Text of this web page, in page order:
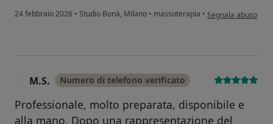
24 febbraio 2026 • Studio Bonà, Milano • massoterapia • secondo
Segnala abuso
M.S. Numero di telefono verificato
Professionale, molto preparata, disponibile e
alla mano. Dopo una rappresentazione del